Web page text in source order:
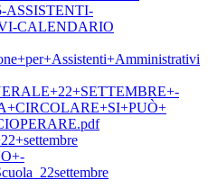
ASSISTENTI-
CALENDARIO